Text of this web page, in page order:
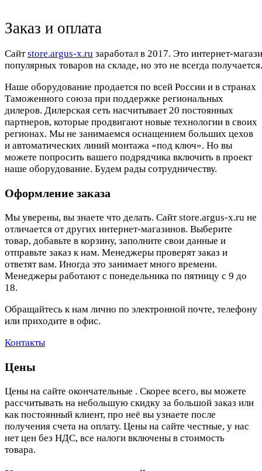
Заказ и оплата
Cайтstore.argus-x.ru заработал в 2017. Это интернет-
популярных товаров на складе, но это не всегда
Наше оборудование продается по всей России и в странах
Таможенного союза при поддержке региональных
дилеров. Дилерская сеть насчитывает 20 постоянных
партнеров, которые продвигают новые технологии в своих
регионах. Мы не занимаемся оснащением больших цехов
и автоматических линий монтажа «под ключ». Но вы
можете попросить вашего подрядчика включить в проект
наше оборудование. Будем рады сотрудничеству.
Оформление заказа
Мы уверены, вы знаете что делать. Сайт store.argus-x.ru не
отличается от других интернет-магазинов. Выберите
товар, добавьте в корзину, заполните свои данные и
отправьте заказ к нам. Менеджеры проверят заказ и
ответят вам. Иногда это занимает много времени.
Менеджеры работают с понедельника по пятницу с 9 до
18.
Обращайтесь к нам лично по электронной почте, телефону
или приходите в офис.
Контакты
Цены
Цены на сайте окончательные . Скорее всего, вы можете
рассчитывать на небольшую скидку за большой заказ или
как постоянный клиент, про неё вы узнаете после
получения счета на оплату. Цены на сайте честные, у нас
нет цен без НДС, все налоги включены в стоимость
товара.